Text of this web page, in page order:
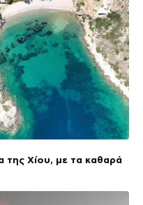
της Χίου, με τα καθαρά